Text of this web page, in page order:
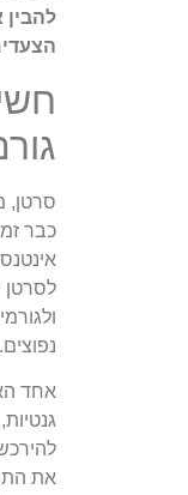
סרטן,
כבר
לסרטן
נפוצים.
אחד
את